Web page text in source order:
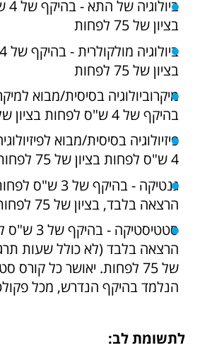
בציון של 75 לפחות
בציון של 75 לפחות
מיקרוביולוגיה בסיסית/מבוא
בהיקף של 4 ש"ס לפחות בציון של 75 לפחות
פיזיולוגיה בסיסית/מבוא
4 ש"ס לפחות בציון של 75 לפחות
גנטיקה - בהיקף של
הרצאה בלבד, בציון של 75 לפחות
סטטיסטיקה
הרצאה בלבד (לא כולל שעות
של 75 לפחות. יאושר כל קורס
הנלמד בהיקף הנדרש, מכל
לתשומת לב: